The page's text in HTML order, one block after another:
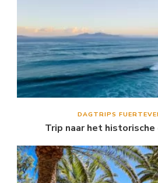
DAGTRIPS
Trip naar het historische